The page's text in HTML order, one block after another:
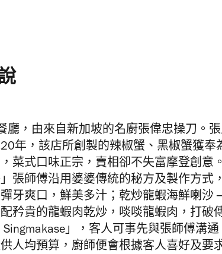
廳，由來自新加坡的名廚張偉忠操刀。
年，該店所創製的辣椒蟹、黑椒蟹獲奉
菜式口味正宗，賣相卻不失富摩登創意
張師傅沿用婆婆傳統的秘方及製作方式
牙爽口，鮮美多汁；乾炒龍蝦海鮮喇沙
矜貴的龍蝦肉乾炒，啖啖龍蝦肉，打破
」，客人可事先與張師傅溝
人均預算，廚師便會根據客人喜好及要